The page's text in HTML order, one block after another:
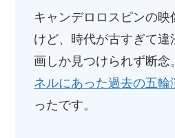
キャンデロロスピンの映
けど、時代が古すぎて違
画しか見つけられず断念
ネルにあった過去の五輪
ったです。